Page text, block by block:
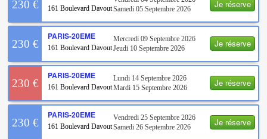
Je réserve
230 € 161 Boulevard DavoutSamedi 05 Septembre 2026
Je réserve
230 €
PARIS-20EME
161 Boulevard Davout
Mercredi 09 Septembre 2026
Jeudi 10 Septembre 2026
Je réserve
230 €
PARIS-20EME
161 Boulevard Davout
Lundi 14 Septembre 2026
Mardi 15 Septembre 2026
Je réserve
230 €
PARIS-20EME
161 Boulevard Davout
Vendredi 25 Septembre 2026
Samedi 26 Septembre 2026